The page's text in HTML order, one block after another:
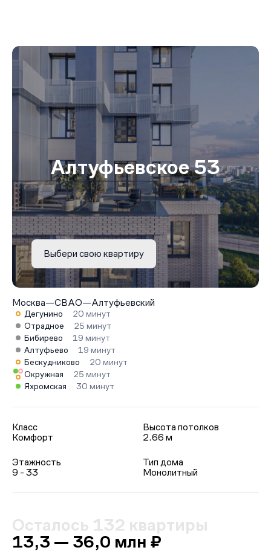
Алтуфьевское 53
Выбери свою квартиру
Москва—СВАО—Алтуфьевский
Дегунино
20 минут
Отрадное
25 минут
Бибирево
19 минут
Алтуфьево
19 минут
Бескудниково
20 минут
Окружная
25 минут
Яхромская
30 минут
Класс
Комфорт
Высота потолков
2.66 м
Этажность
9 - 33
Тип дома
Монолитный
Осталось 132 квартиры
13,3 — 36,0 млн ₽